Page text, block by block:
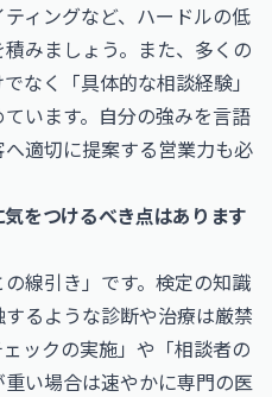
ィングなど、ハードルの低
みましょう。また、多くの
なく「具体的な相談経験」
います。自分の強みを言語
適切に提案する営業力も必
をつけるべき点はあります
線引き」です。検定の知識
るような診断や治療は厳禁
ックの実施」や「相談者の
い場合は速やかに専門の医